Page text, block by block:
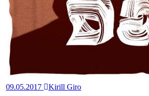
09.05.2017
Kirill Giro